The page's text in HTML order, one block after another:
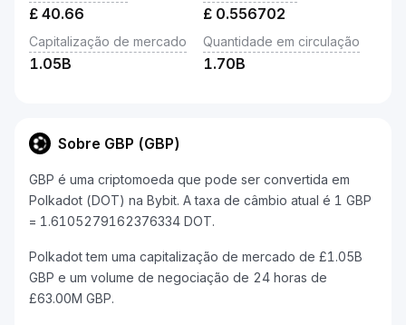
£ 40.66 £ 0.556702
Capitalização de mercado
1.05B
Quantidade em circulação
1.70B
Sobre GBP (GBP)
GBP é uma criptomoeda que pode ser convertida em
Polkadot (DOT) na Bybit. A taxa de câmbio atual é 1 GBP
= 1.6105279162376334 DOT.
Polkadot tem uma capitalização de mercado de £1.05B
GBP e um volume de negociação de 24 horas de
£63.00M GBP.